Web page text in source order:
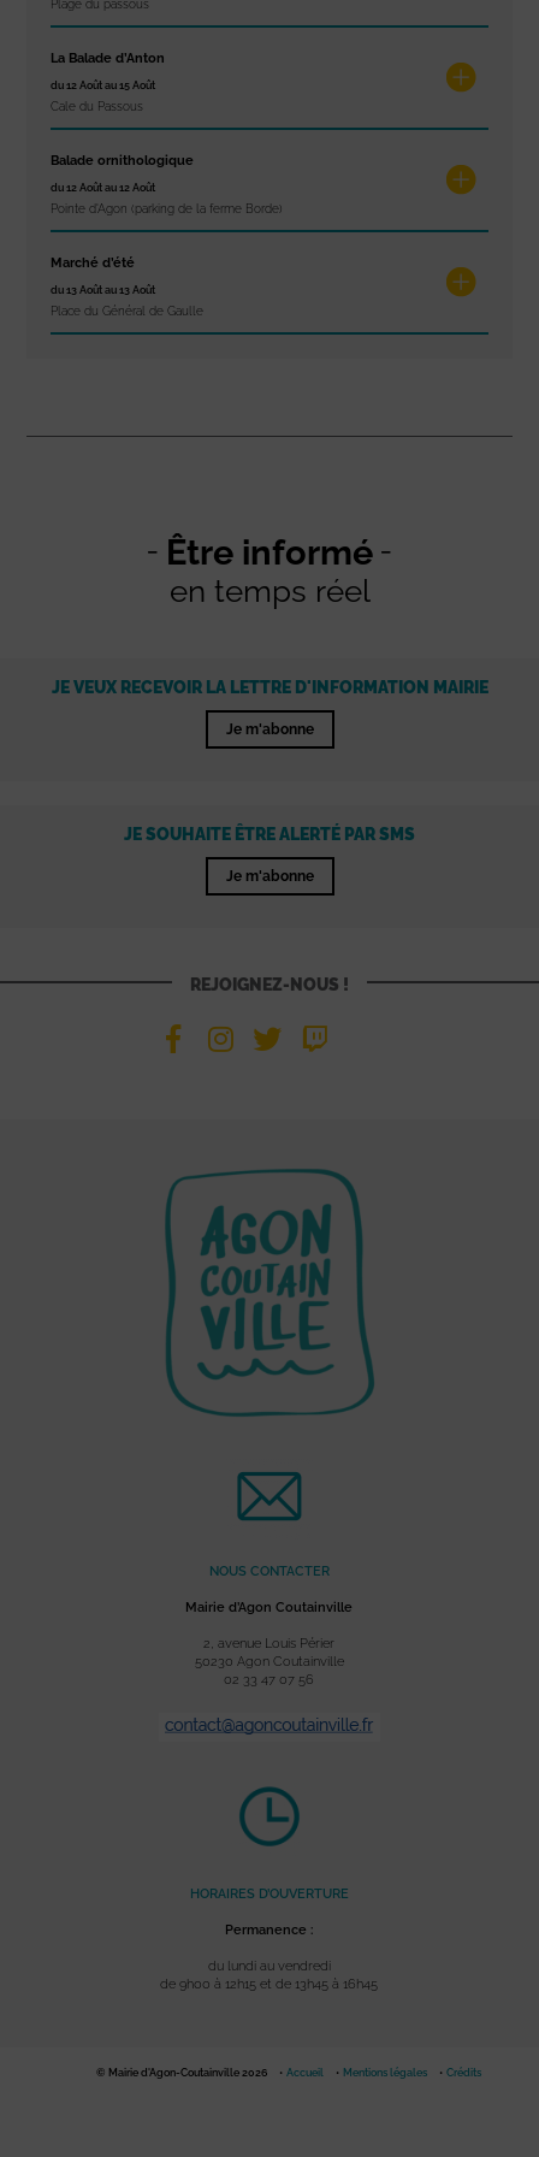
Plage du passous
La Balade d’Anton
du 12 Août au 15 Août
Cale du Passous
Balade ornithologique
du 12 Août au 12 Août
Pointe d'Agon (parking de la ferme Borde)
Marché d’été
du 13 Août au 13 Août
Place du Général de Gaulle
Être informé
en temps réel
JE VEUX RECEVOIR LA LETTRE D'INFORMATION MAIRIE
Je m'abonne
JE SOUHAITE ÊTRE ALERTÉ PAR SMS
Je m'abonne
REJOIGNEZ-NOUS !
NOUS CONTACTER
Mairie d’Agon Coutainville
2, avenue Louis Périer
50230 Agon Coutainville
02 33 47 07 56
HORAIRES D’OUVERTURE
Permanence :
du lundi au vendredi
de 9h00 à 12h15 et de 13h45 à 16h45
© Mairie d'Agon-Coutainville 2026 Accueil Mentions légales Crédits